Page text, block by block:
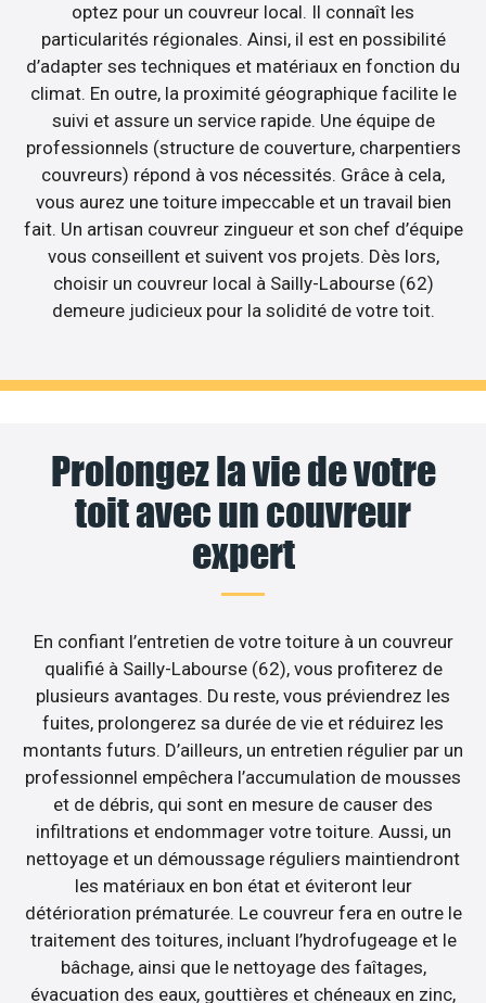
optez pour un couvreur local. Il connaît les
particularités régionales. Ainsi, il est en possibilité
d’adapter ses techniques et matériaux en fonction du
climat. En outre, la proximité géographique facilite le
suivi et assure un service rapide. Une équipe de
professionnels (structure de couverture, charpentiers
couvreurs) répond à vos nécessités. Grâce à cela,
vous aurez une toiture impeccable et un travail bien
fait. Un artisan couvreur zingueur et son chef d’équipe
vous conseillent et suivent vos projets. Dès lors,
choisir un couvreur local à Sailly-Labourse (62)
demeure judicieux pour la solidité de votre toit.
Prolongez la vie de votre
toit avec un couvreur
expert
En confiant l’entretien de votre toiture à un couvreur
qualifié à Sailly-Labourse (62), vous profiterez de
plusieurs avantages. Du reste, vous préviendrez les
fuites, prolongerez sa durée de vie et réduirez les
montants futurs. D’ailleurs, un entretien régulier par un
professionnel empêchera l’accumulation de mousses
et de débris, qui sont en mesure de causer des
infiltrations et endommager votre toiture. Aussi, un
nettoyage et un démoussage réguliers maintiendront
les matériaux en bon état et éviteront leur
détérioration prématurée. Le couvreur fera en outre le
traitement des toitures, incluant l’hydrofugeage et le
bâchage, ainsi que le nettoyage des faîtages,
évacuation des eaux, gouttières et chéneaux en zinc,